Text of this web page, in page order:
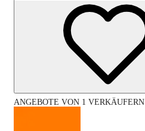
ANGEBOTE VON 1 VERKÄUFERN